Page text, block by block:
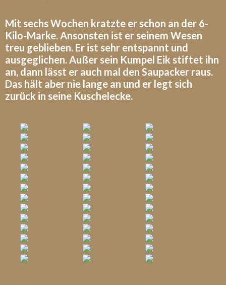
Mit sechs Wochen kratzte er schon an der 6-
Kilo-Marke. Ansonsten ist er seinem Wesen
treu geblieben. Er ist sehr entspannt und
ausgeglichen. Außer sein Kumpel Eik stiftet ihn
an, dann lässt er auch mal den Saupacker raus.
Das hält aber nie lange an und er legt sich
zurück in seine Kuschelecke.